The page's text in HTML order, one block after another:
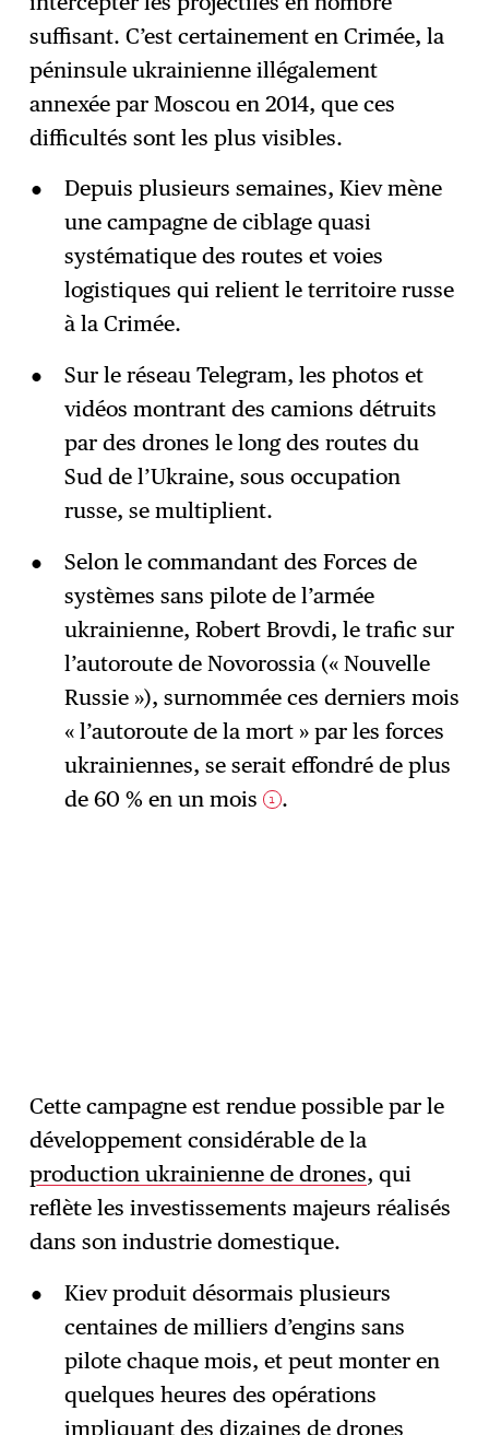
suffisant. C’est certainement en Crimée, la
péninsule ukrainienne illégalement
annexée par Moscou en 2014, que ces
difficultés sont les plus visibles.
Depuis plusieurs semaines, Kiev mène
une campagne de ciblage quasi
systématique des routes et voies
logistiques qui relient le territoire russe
à la Crimée.
Sur le réseau Telegram, les photos et
vidéos montrant des camions détruits
par des drones le long des routes du
Sud de l’Ukraine, sous occupation
russe, se multiplient.
Selon le commandant des Forces de
systèmes sans pilote de l’armée
ukrainienne, Robert Brovdi, le trafic sur
l’autoroute de Novorossia (« Nouvelle
Russie »), surnommée ces derniers mois
« l’autoroute de la mort » par les forces
ukrainiennes, se serait effondré de plus
de 60 % en un mois
1 .
Cette campagne est rendue possible par le
développement considérable de la
production ukrainienne de drones, qui
reflète les investissements majeurs réalisés
dans son industrie domestique.
Kiev produit désormais plusieurs
centaines de milliers d’engins sans
pilote chaque mois, et peut monter en
quelques heures des opérations
impliquant des dizaines de drones